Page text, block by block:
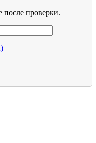
после проверки.